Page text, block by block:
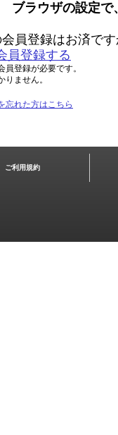
ブラウザの設定
員登録はお済です
員登録する
登録が必要です。
ません。
忘れた方はこちら
ご利用規約